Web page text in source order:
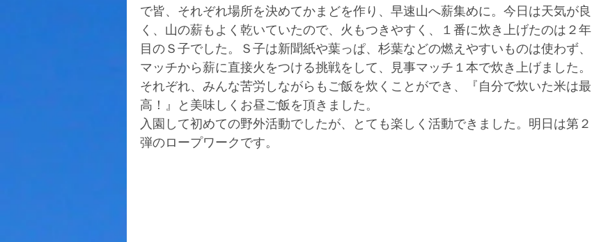
で皆、それぞれ場所を決めてかまどを作り、早速山へ薪集めに。今日は天気が良
く、山の薪もよく乾いていたので、火もつきやすく、１番に炊き上げたのは２年
目のＳ子でした。Ｓ子は新聞紙や葉っぱ、杉葉などの燃えやすいものは使わず、
マッチから薪に直接火をつける挑戦をして、見事マッチ１本で炊き上げました。
それぞれ、みんな苦労しながらもご飯を炊くことができ、『自分で炊いた米は最
高！』と美味しくお昼ご飯を頂きました。
入園して初めての野外活動でしたが、とても楽しく活動できました。明日は第２
弾のロープワークです。